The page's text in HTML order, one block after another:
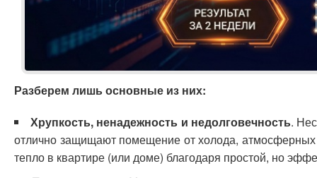
Разберем лишь основные из них:
Хрупкость, ненадежность и недолговечность.
отлично защищают помещение от холода,
тепло в квартире (или доме) благодаря простой, но